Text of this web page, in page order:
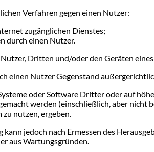
Verfahren gegen einen Nutzer:
zugänglichen Dienstes;
durch einen Nutzer.
Dritten und/oder den Geräten
Nutzer Gegenstand
oder Software Dritter oder auf
werden (einschließlich, aber
nutzen, ergeben.
jedoch nach Ermessen des
aus Wartungsgründen.